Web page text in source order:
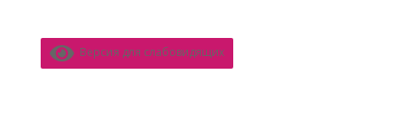
Версия для слабовидящих